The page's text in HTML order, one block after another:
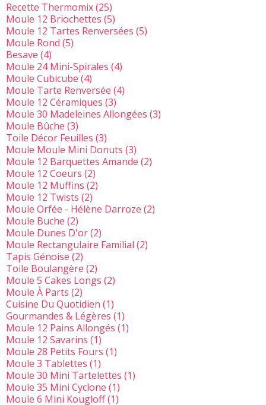
Recette Thermomix(25)
Moule 12 Briochettes (5)
Moule 12 Tartes Renversées (5)
Moule Rond (5)
Besave (4)
Moule 24 Mini-Spirales (4)
Moule Cubicube (4)
Moule Tarte Renversée (4)
Moule 12 Céramiques (3)
Moule 30 Madeleines Allongées (3)
Moule Bûche (3)
Toile Décor Feuilles (3)
Moule Moule Mini Donuts (3)
Moule 12 Barquettes Amande (2)
Moule 12 Coeurs (2)
Moule 12 Muffins (2)
Moule 12 Twists (2)
Moule Orfée - Hélène Darroze (2)
Moule Buche (2)
Moule Dunes D'or(2)
Moule Rectangulaire Familial (2)
Tapis Génoise (2)
Toile Boulangère (2)
Moule 5 Cakes Longs (2)
Moule À Parts (2)
Cuisine Du Quotidien (1)
Gourmandes & Légères (1)
Moule 12 Pains Allongés (1)
Moule 12 Savarins (1)
Moule 28 Petits Fours (1)
Moule 3 Tablettes (1)
Moule 30 Mini Tartelettes (1)
Moule 35 Mini Cyclone (1)
Moule 6 Mini Kougloff(1)